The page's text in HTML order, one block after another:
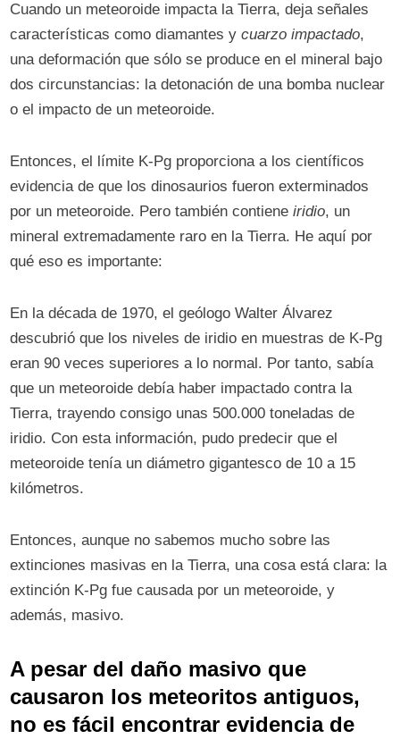
Cuando un meteoroide impacta la Tierra, deja señales
características como diamantes ycuarzo impactado,
una deformación que sólo se produce en el mineral bajo
dos circunstancias: la detonación de una bomba nuclear
o el impacto de un meteoroide.
Entonces, el límite K-Pg proporciona a los científicos
evidencia de que los dinosaurios fueron exterminados
por un meteoroide. Pero también contieneiridio, un
mineral extremadamente raro en la Tierra. He aquí por
qué eso es importante:
En la década de 1970, el geólogo Walter Álvarez
descubrió que los niveles de iridio en muestras de K-Pg
eran 90 veces superiores a lo normal. Por tanto, sabía
que un meteoroide debía haber impactado contra la
Tierra, trayendo consigo unas 500.000 toneladas de
iridio. Con esta información, pudo predecir que el
meteoroide tenía un diámetro gigantesco de 10 a 15
kilómetros.
Entonces, aunque no sabemos mucho sobre las
extinciones masivas en la Tierra, una cosa está clara: la
extinción K-Pg fue causada por un meteoroide, y
además, masivo.
A pesar del daño masivo que
causaron los meteoritos antiguos,
no es fácil encontrar evidencia de